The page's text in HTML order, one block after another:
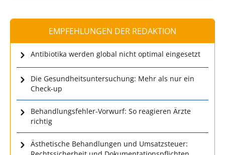
EMPFEHLUNGEN DER REDAKTION
Antibiotika werden global nicht optimal eingesetzt
Die Gesundheitsuntersuchung: Mehr als nur ein
Check-up
Behandlungsfehler-Vorwurf: So reagieren Ärzte
richtig
Ästhetische Behandlungen und Umsatzsteuer: